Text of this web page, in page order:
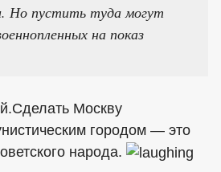
Но пустить туда могут
на показ
Москву
городом — это
народа.